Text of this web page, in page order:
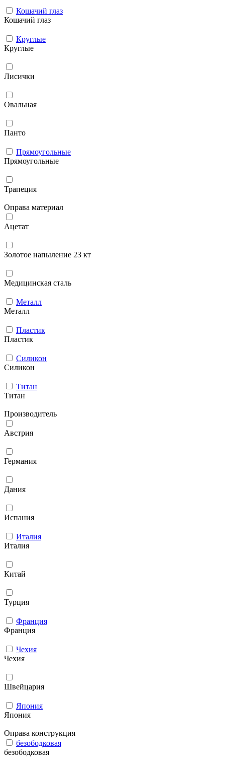
Кошачий глаз
Кошачий глаз
Круглые
Круглые
Лисички
Овальная
Панто
Прямоугольные
Прямоугольные
Трапеция
Оправа материал
Ацетат
Золотое напыление 23 кт
Медицинская сталь
Металл
Металл
Пластик
Пластик
Силикон
Силикон
Титан
Титан
Производитель
Австрия
Германия
Дания
Испания
Италия
Италия
Китай
Турция
Франция
Франция
Чехия
Чехия
Швейцария
Япония
Япония
Оправа конструкция
безободковая
безободковая